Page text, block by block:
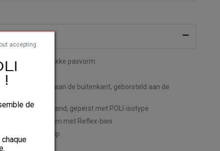
met een strakke pasvorm
zacht aan de buitenkant, geborsteld aan de
met afgewerkte rand, geperst met POLI-isotype
in alle maten met Reflex-bies
siliconen anti-slip
accepting
!
de